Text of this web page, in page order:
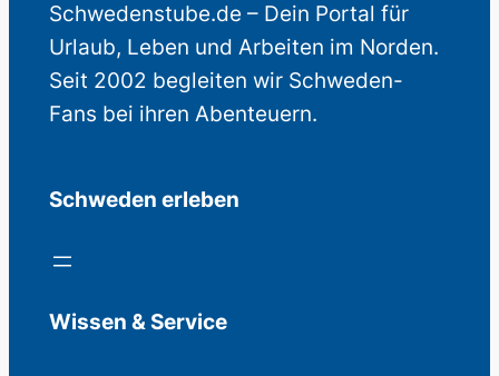
Schwedenstube.de – Dein Portal für
Urlaub, Leben und Arbeiten im Norden.
Seit 2002 begleiten wir Schweden-
Fans bei ihren Abenteuern.
Schweden erleben
Wissen & Service